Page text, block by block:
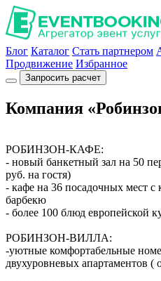
Блог Каталог Стать партнером
Продвижение Избранное
Запросить расчет
Компания
РОБИНЗОН-КАФЕ:
- новый банкетный зал на 50
руб. на гостя)
- кафе на 36 посадочных мест с
барбекю
- более 100 блюд европейской
РОБИНЗОН-ВИЛЛА:
-уютные комфортабельные
двухуровневых апартаментов (